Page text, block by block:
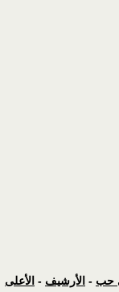
حب - الأرشيف - الأعلى